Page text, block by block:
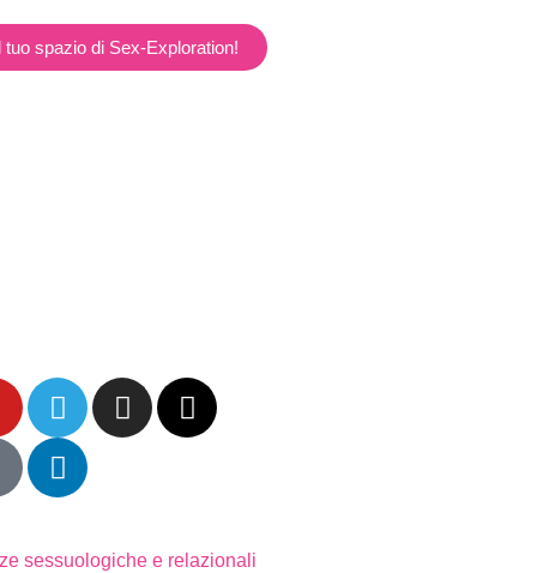
tuo spazio di Sex-Exploration!
sessuologiche e relazionali